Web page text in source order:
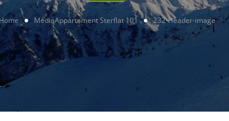
Home MediaAppartement Sterflat 101 232-Header-image